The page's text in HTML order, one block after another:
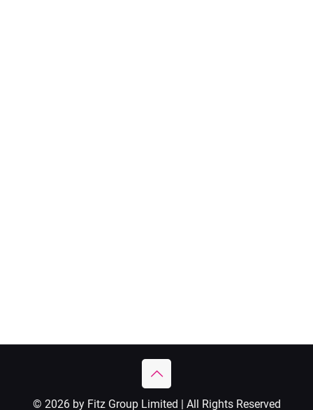
© 2026 by Fitz Group Limited | All Rights Reserved